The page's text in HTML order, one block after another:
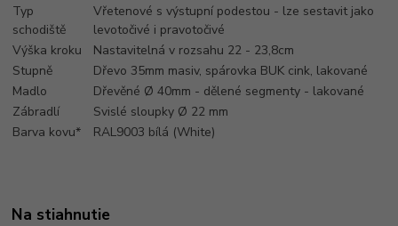
Typ
schodiště
Vřetenové s výstupní podestou - lze sestavit jako
levotočivé i pravotočivé
Výška kroku
Nastavitelná v rozsahu 22 - 23,8cm
Stupně
Dřevo 35mm masiv, spárovka BUK cink, lakované
Madlo
Dřevěné Ø 40mm - dělené segmenty - lakované
Zábradlí
Svislé sloupky Ø 22 mm
Barva kovu*
RAL9003 bílá (White)
Na stiahnutie